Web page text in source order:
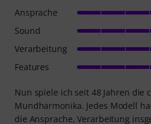
Nun spiele ich seit 48 Jahren die
Mundharmonika. Jedes Modell
die Ansprache, Verarbeitung
Ansprache
Sound
Verarbeitung
Features